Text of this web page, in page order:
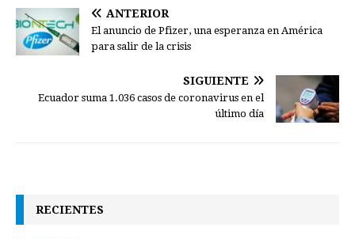
ANTERIOR
El anuncio de Pfizer, una esperanza en América
para salir de la crisis
SIGUIENTE
Ecuador suma 1.036 casos de coronavirus en el
último día
RECIENTES